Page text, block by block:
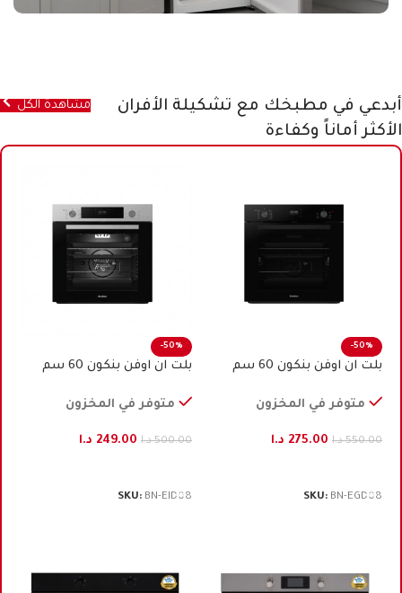
أبدعي في مطبخك مع تشكيلة الأفران
الأكثر أماناً وكفاءة
مشاهدة الكل
-50%
بلت ان اوفن بنكون 60 سم
متوفر في المخزون
550.00 د.ا 275.00 د.ا
SKU: BN-EGD08
-50%
بلت ان اوفن بنكون 60 سم
متوفر في المخزون
500.00 د.ا 249.00 د.ا
SKU: BN-EID08